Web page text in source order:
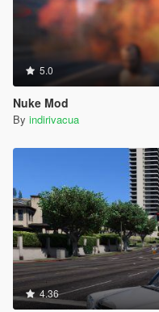
5.0
Nuke Mod
By indirivacua
4.36